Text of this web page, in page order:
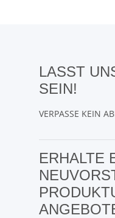
LASST
SEIN!
VERPASSE KEIN
ERHALTE